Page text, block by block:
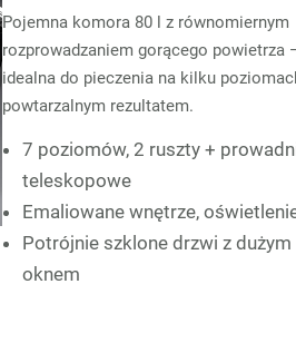
Pojemna komora 80 l z równomiernym
rozprowadzaniem gorącego powietrza
idealna do pieczenia na kilku
powtarzalnym rezultatem.
7 poziomów, 2 ruszty +
teleskopowe
Emaliowane wnętrze,
Potrójnie szklone drzwi z dużym
oknem